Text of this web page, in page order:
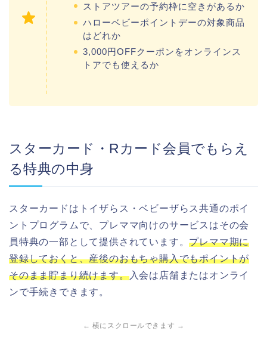
ストアツアーの予約枠に空きがあるか
ハローベビーポイントデーの対象商品
はどれか
3,000円OFFクーポンをオンラインス
トアでも使えるか
スターカード・Rカード会員でもらえ
る特典の中身
スターカードはトイザらス・ベビーザらス共通のポイ
ントプログラムで、プレママ向けのサービスはその会
員特典の一部として提供されています。プレママ期に
登録しておくと、産後のおもちゃ購入でもポイントが
そのまま貯まり続けます。入会は店舗またはオンライ
ンで手続きできます。
← 横にスクロールできます →